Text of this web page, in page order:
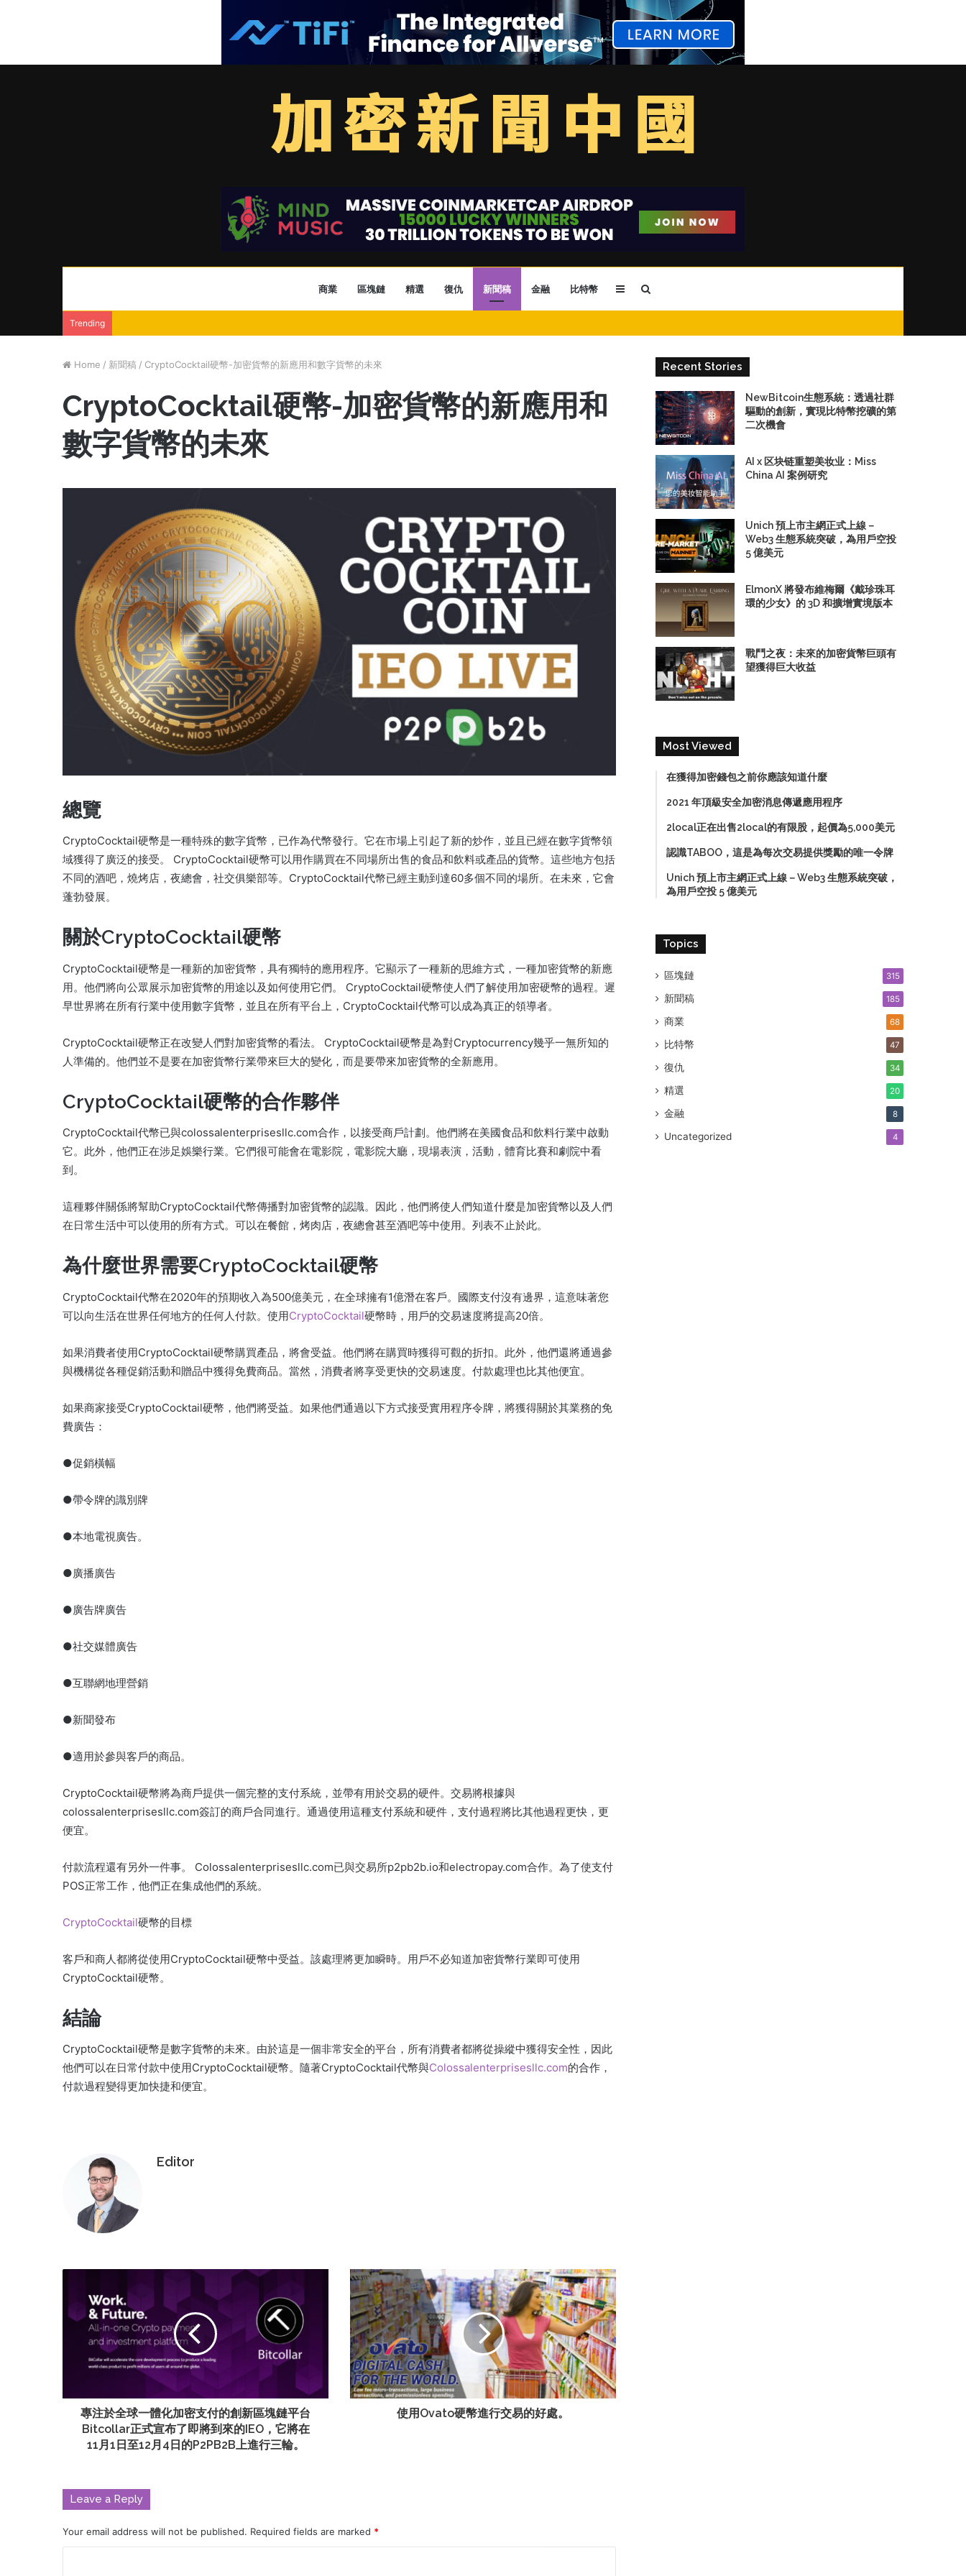
商業 區塊鏈 精選 復仇 新聞稿 金融 比特幣 Sidebar
Trending
Home / 新聞稿 / CryptoCocktail硬幣-加密貨幣的新應用和數字貨幣的未來
CryptoCocktail硬幣-加密貨幣的新應用和
數字貨幣的未來
總覽
CryptoCocktail硬幣是一種特殊的數字貨幣，已作為代幣發行。它在市場上引起了新的炒作，並且已經在數字貨幣領
域獲得了廣泛的接受。 CryptoCocktail硬幣可以用作購買在不同場所出售的食品和飲料或產品的貨幣。這些地方包括
不同的酒吧，燒烤店，夜總會，社交俱樂部等。CryptoCocktail代幣已經主動到達60多個不同的場所。在未來，它會
蓬勃發展。
關於CryptoCocktail硬幣
CryptoCocktail硬幣是一種新的加密貨幣，具有獨特的應用程序。它顯示了一種新的思維方式，一種加密貨幣的新應
用。他們將向公眾展示加密貨幣的用途以及如何使用它們。 CryptoCocktail硬幣使人們了解使用加密硬幣的過程。遲
早世界將在所有行業中使用數字貨幣，並且在所有平台上，CryptoCocktail代幣可以成為真正的領導者。
CryptoCocktail硬幣正在改變人們對加密貨幣的看法。 CryptoCocktail硬幣是為對Cryptocurrency幾乎一無所知的
人準備的。他們並不是要在加密貨幣行業帶來巨大的變化，而是要帶來加密貨幣的全新應用。
CryptoCocktail硬幣的合作夥伴
CryptoCocktail代幣已與colossalenterprisesllc.com合作，以接受商戶計劃。他們將在美國食品和飲料行業中啟動
它。此外，他們正在涉足娛樂行業。它們很可能會在電影院，電影院大廳，現場表演，活動，體育比賽和劇院中看
到。
這種夥伴關係將幫助CryptoCocktail代幣傳播對加密貨幣的認識。因此，他們將使人們知道什麼是加密貨幣以及人們
在日常生活中可以使用的所有方式。可以在餐館，烤肉店，夜總會甚至酒吧等中使用。列表不止於此。
為什麼世界需要CryptoCocktail硬幣
CryptoCocktail代幣在2020年的預期收入為500億美元，在全球擁有1億潛在客戶。國際支付沒有邊界，這意味著您
可以向生活在世界任何地方的任何人付款。使用CryptoCocktail硬幣時，用戶的交易速度將提高20倍。
如果消費者使用CryptoCocktail硬幣購買產品，將會受益。他們將在購買時獲得可觀的折扣。此外，他們還將通過參
與機構從各種促銷活動和贈品中獲得免費商品。當然，消費者將享受更快的交易速度。付款處理也比其他便宜。
如果商家接受CryptoCocktail硬幣，他們將受益。如果他們通過以下方式接受實用程序令牌，將獲得關於其業務的免
費廣告：
●促銷橫幅
●帶令牌的識別牌
●本地電視廣告。
●廣播廣告
●廣告牌廣告
●社交媒體廣告
●互聯網地理營銷
●新聞發布
●適用於參與客戶的商品。
CryptoCocktail硬幣將為商戶提供一個完整的支付系統，並帶有用於交易的硬件。交易將根據與
colossalenterprisesllc.com簽訂的商戶合同進行。通過使用這種支付系統和硬件，支付過程將比其他過程更快，更
便宜。
付款流程還有另外一件事。 Colossalenterprisesllc.com已與交易所p2pb2b.io和electropay.com合作。為了使支付
POS正常工作，他們正在集成他們的系統。
CryptoCocktail硬幣的目標
客戶和商人都將從使用CryptoCocktail硬幣中受益。該處理將更加瞬時。用戶不必知道加密貨幣行業即可使用
CryptoCocktail硬幣。
結論
CryptoCocktail硬幣是數字貨幣的未來。由於這是一個非常安全的平台，所有消費者都將從操縱中獲得安全性，因此
他們可以在日常付款中使用CryptoCocktail硬幣。隨著CryptoCocktail代幣與Colossalenterprisesllc.com的合作，
付款過程變得更加快捷和便宜。
Editor
專注於全球一體化加密支付的創新區塊鏈平台
Bitcollar正式宣布了即將到來的IEO，它將在
11月1日至12月4日的P2PB2B上進行三輪。
使用Ovato硬幣進行交易的好處。
Leave a Reply
Your email address will not be published. Required fields are marked *
Recent Stories
NewBitcoin生態系統：透過社群
驅動的創新，實現比特幣挖礦的第
二次機會
AI x 区块链重塑美妆业：Miss
China AI 案例研究
Unich 預上市主網正式上線－
Web3 生態系統突破，為用戶空投
5 億美元
ElmonX 將發布維梅爾《戴珍珠耳
環的少女》的 3D 和擴增實境版本
戰鬥之夜：未來的加密貨幣巨頭有
望獲得巨大收益
Most Viewed
在獲得加密錢包之前你應該知道什麼
2021 年頂級安全加密消息傳遞應用程序
2local正在出售2local的有限股，起價為5,000美元
認識TABOO，這是為每次交易提供獎勵的唯一令牌
Unich 預上市主網正式上線－Web3 生態系統突破，
為用戶空投 5 億美元
Topics
區塊鏈 315
新聞稿 185
商業 68
比特幣 47
復仇 34
精選 20
金融 8
Uncategorized 4